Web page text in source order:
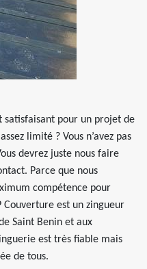
pour un projet de
limité ? Vous n’avez pas
devrez juste nous faire
Parce que nous
compétence pour
est un zingueur
Saint Benin et aux
est très fiable mais
de tous.